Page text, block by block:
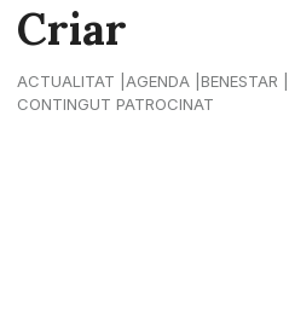
Criar
ACTUALITAT AGENDA BENESTAR
CONTINGUT PATROCINAT